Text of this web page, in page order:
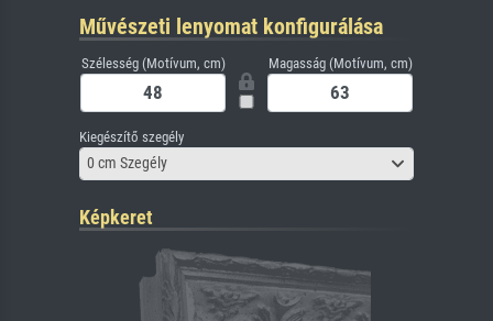
Művészeti lenyomat konfigurálása
Szélesség (Motívum, cm) Magasság (Motívum, cm)
Kiegészítő szegély
0 cm Szegély
Képkeret